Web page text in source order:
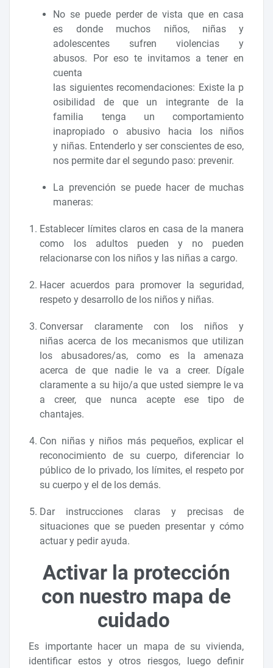
No se puede perder de vista que en casa
es donde muchos niños, niñas y
adolescentes sufren violencias y
abusos. Por eso te invitamos a tener en
cuenta
las siguientes recomendaciones: Existe la p
osibilidad de que un integrante de la
familia tenga un comportamiento
inapropiado o abusivo hacia los niños
y niñas. Entenderlo y ser conscientes de eso,
nos permite dar el segundo paso: prevenir.
La prevención se puede hacer de muchas
maneras:
Establecer límites claros en casa de la manera
como los adultos pueden y no pueden
relacionarse con los niños y las niñas a cargo.
Hacer acuerdos para promover la seguridad,
respeto y desarrollo de los niños y niñas.
Conversar claramente con los niños y
niñas acerca de los mecanismos que utilizan
los abusadores/as, como es la amenaza
acerca de que nadie le va a creer. Dígale
claramente a su hijo/a que usted siempre le va
a creer, que nunca acepte ese tipo de
chantajes.
Con niñas y niños más pequeños, explicar el
reconocimiento de su cuerpo, diferenciar lo
público de lo privado, los límites, el respeto por
su cuerpo y el de los demás.
Dar instrucciones claras y precisas de
situaciones que se pueden presentar y cómo
actuar y pedir ayuda.
Activar la protección
con nuestro mapa de
cuidado
Es importante hacer un mapa de su vivienda,
identificar estos y otros riesgos, luego definir